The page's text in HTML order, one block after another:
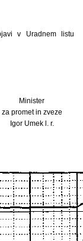
v Uradnem listu
Minister
za promet in zveze
Igor Umek l. r.